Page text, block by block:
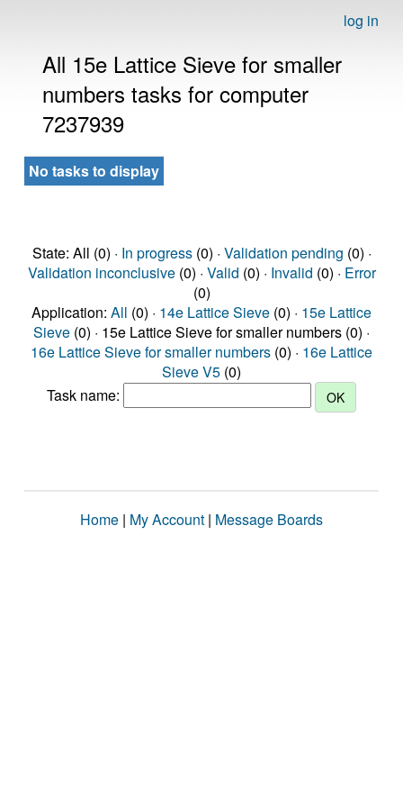
log in
All 15e Lattice Sieve for smaller
numbers tasks for computer
7237939
No tasks to display
State: All (0) · In progress(0) · Validation pending (0) ·
Validation inconclusive(0) · Valid (0) · Invalid (0) · Error
(0)
Application: All (0) · 14e Lattice Sieve (0) · 15e Lattice
Sieve (0) · 15e Lattice Sieve for smaller numbers (0) ·
16e Lattice Sieve for smaller numbers (0) · 16e Lattice
Sieve V5 (0)
Task name:
Home | My Account | Message Boards